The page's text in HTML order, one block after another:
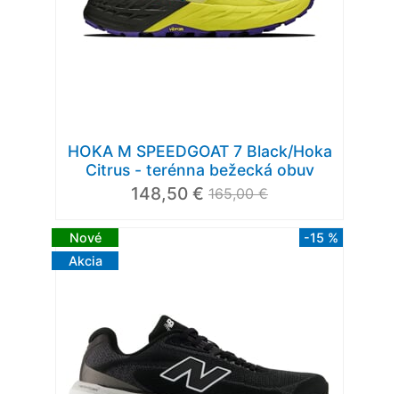
HOKA M SPEEDGOAT 7 Black/Hoka
Citrus - terénna bežecká obuv
148,50 € 165,00 €
Nové
Akcia
-15 %